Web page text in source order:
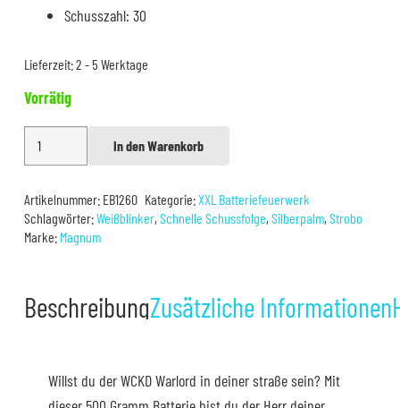
Schusszahl: 30
Lieferzeit:2 - 5 Werktage
Vorrätig
Magnum
Warlord
In den Warenkorb
Alternative:
Artikelnummer: EB1260 Kategorie:XXL Batteriefeuerwerk
Schlagwörter:Weißblinker, Schnelle Schussfolge, Silberpalm, Strobo
Marke: Magnum
BeschreibungZusätzliche Informationen
Willst du der WCKD Warlord in deiner straße sein? Mit